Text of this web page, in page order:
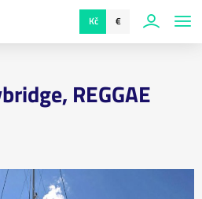
Kč €
REGGAE